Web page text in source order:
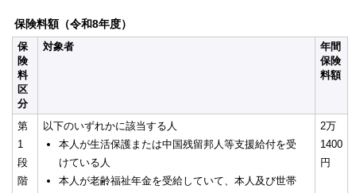
保険料額（令和8年度）
保
険
料
区
分
対象者
年間
保険
料額
第
1
段
階
以下のいずれかに該当する人
本人が生活保護または中国残留邦人等支援給付を受
けている人
本人が老齢福祉年金を受給していて、本人及び世帯
2万
1400
円